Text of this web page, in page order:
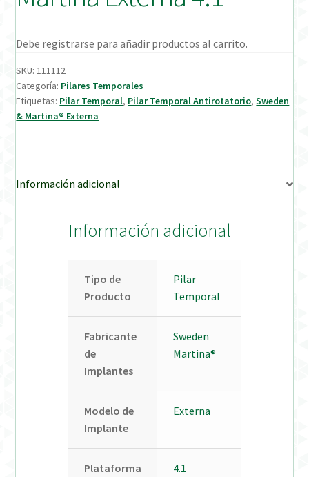
Welcome to DELTA Abutments | Tienda Online!
Debe registrarse para añadir productos al carrito.
SKU:111112
Categoría: Pilares Temporales
Etiquetas: Pilar Temporal, Pilar Temporal Antirotatorio,Sweden
& Martina® Externa
Información adicional
Información adicional
Tipo de
Producto
Pilar
Temporal
Fabricante
de
Implantes
Sweden
Martina®
Modelo de
Implante
Externa
Plataforma
4.1